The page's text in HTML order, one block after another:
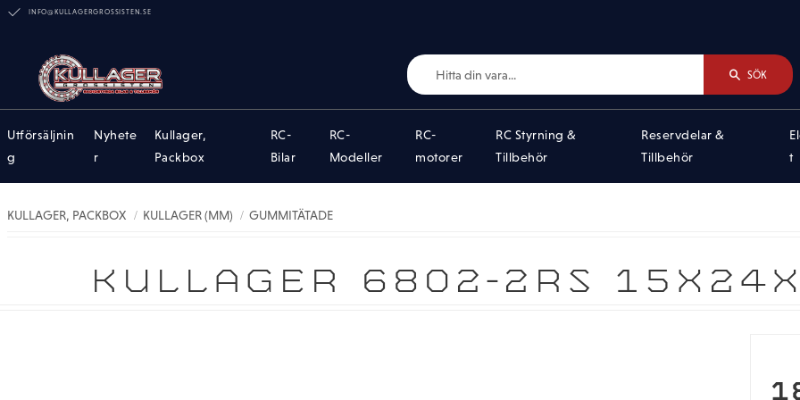
INFO@KULLAGERGROSSISTEN.SE
SÖK
Utförsäljnin
g
Nyhete
r
Kullager,
Packbox
RC-
Bilar
RC-
Modeller
RC-
motorer
RC Styrning &
Tillbehör
Reservdelar &
Tillbehör
t
KULLAGER, PACKBOX KULLAGER (MM) GUMMITÄTADE
KULLAGER 6802-2RS